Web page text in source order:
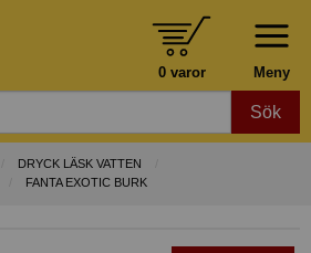
Meny
0 varor
Sök
DRYCK LÄSK VATTEN
FANTA EXOTIC BURK